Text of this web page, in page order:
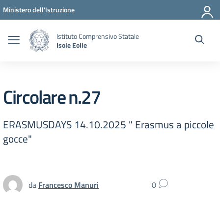
Vai ai contenuti
Vai al menu di navigazione
Vai al footer
Ministero dell'Istruzione
Istituto Comprensivo Statale
Isole Eolie
Circolare n.27
ERASMUSDAYS 14.10.2025 " Erasmus a piccole
gocce"
da Francesco Manuri 0